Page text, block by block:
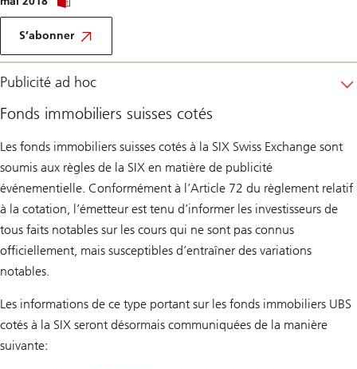
S’abonner
Publicité ad hoc
Fonds immobiliers suisses cotés
Les fonds immobiliers suisses cotés à la SIX Swiss Exchange sont
soumis aux règles de la SIX en matière de publicité
événementielle. Conformément à l’Article 72 du règlement relatif
à la cotation, l’émetteur est tenu d’informer les investisseurs de
tous faits notables sur les cours qui ne sont pas connus
officiellement, mais susceptibles d’entraîner des variations
notables.
Les informations de ce type portant sur les fonds immobiliers UBS
cotés à la SIX seront désormais communiquées de la manière
suivante: